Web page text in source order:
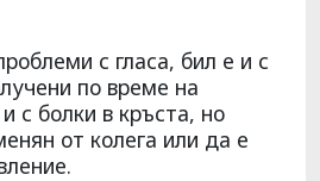
с гласа, бил е и с
по време на
с болки в кръста, но
от колега или да е